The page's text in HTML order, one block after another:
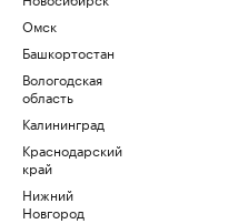
Омск
Башкортостан
Вологодская
область
Калининград
Краснодарский
край
Нижний
Новгород